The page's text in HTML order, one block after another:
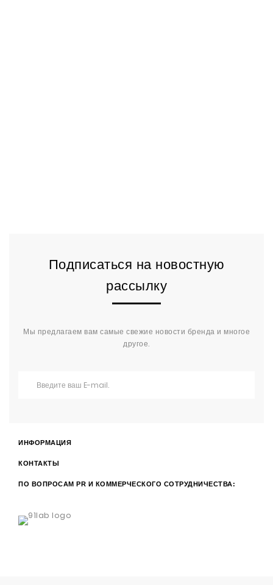
Подписаться на новостную
рассылку
Мы предлагаем вам самые свежие новости бренда и многое
другое.
ИНФОРМАЦИЯ
КОНТАКТЫ
ПО ВОПРОСАМ PR И КОММЕРЧЕСКОГО СОТРУДНИЧЕСТВА: